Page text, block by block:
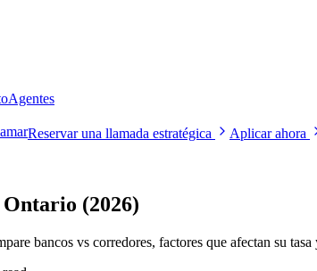
Agentes
Reservar una llamada estratégica Aplicar ahora
(2026)
bancos vs corredores, factores que afectan su